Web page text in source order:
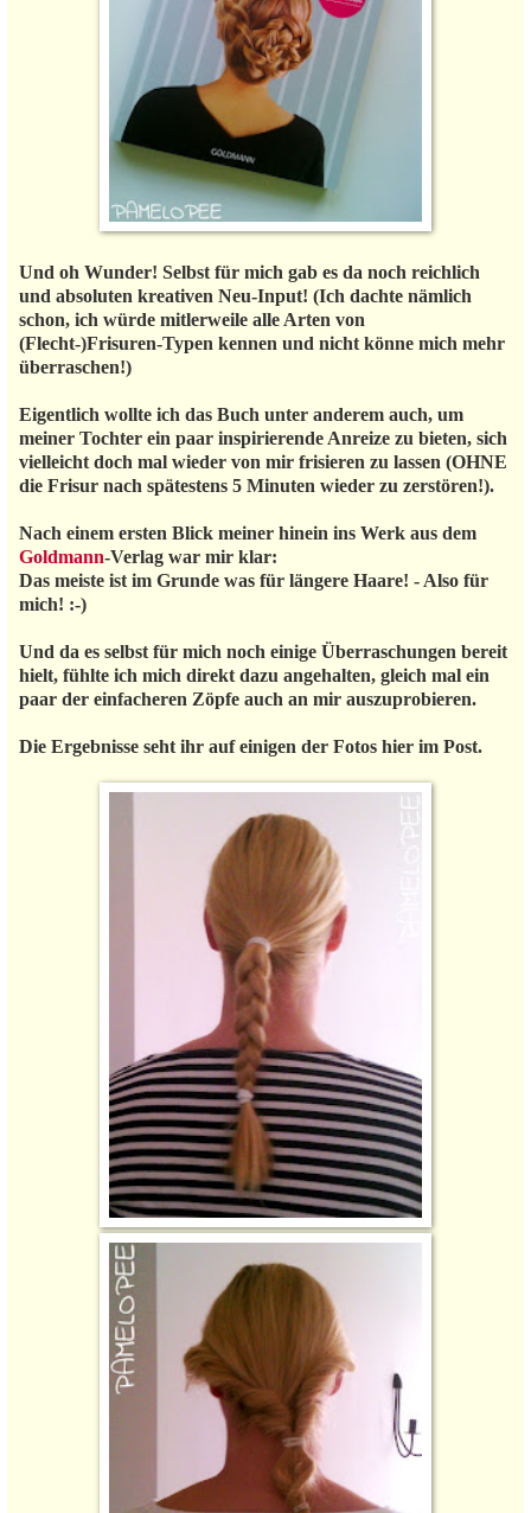
Und oh Wunder! Selbst für mich gab es da noch reichlich
und absoluten kreativen Neu-Input! (Ich dachte nämlich
schon, ich würde mitlerweile alle Arten von
(Flecht-)Frisuren-Typen kennen und nicht könne mich mehr
überraschen!)
Eigentlich wollte ich das Buch unter anderem auch, um
meiner Tochter ein paar inspirierende Anreize zu bieten, sich
vielleicht doch mal wieder von mir frisieren zu lassen (OHNE
die Frisur nach spätestens 5 Minuten wieder zu zerstören!).
Nach einem ersten Blick meiner hinein ins Werk aus dem
Goldmann-Verlag war mir klar:
Das meiste ist im Grunde was für längere Haare! - Also für
mich! :-)
Und da es selbst für mich noch einige Überraschungen bereit
hielt, fühlte ich mich direkt dazu angehalten, gleich mal ein
paar der einfacheren Zöpfe auch an mir auszuprobieren.
Die Ergebnisse seht ihr auf einigen der Fotos hier im Post.